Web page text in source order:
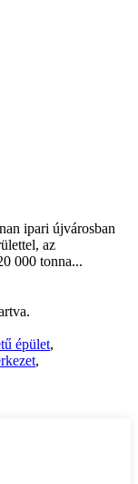
ipari újvárosban
az
000 tonna...
épület,
,